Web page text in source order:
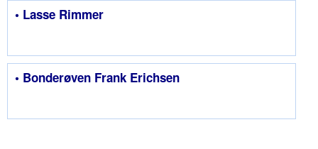
• Lasse Rimmer
• Bonderøven Frank Erichsen